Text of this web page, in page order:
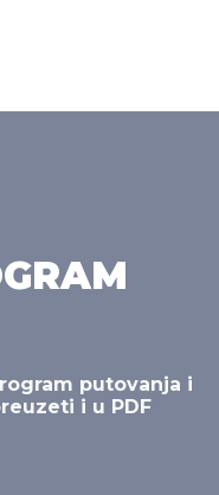
putovanja i
i u PDF